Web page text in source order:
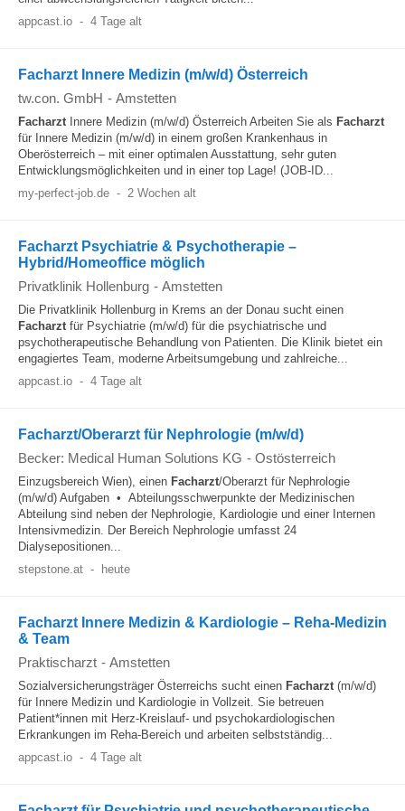
appcast.io - 4 Tage alt
Facharzt Innere Medizin (m/w/d) Österreich
tw.con. GmbH - Amstetten
FacharztInnere Medizin (m/w/d) Österreich Arbeiten Sie als Facharzt
für Innere Medizin (m/w/d) in einem großen Krankenhaus in
Oberösterreich – mit einer optimalen Ausstattung, sehr guten
Entwicklungsmöglichkeiten und in einer top Lage! (JOB-ID...
my-perfect-job.de - 2 Wochen alt
Facharzt Psychiatrie & Psychotherapie –
Hybrid/Homeoffice möglich
Privatklinik Hollenburg - Amstetten
Die Privatklinik Hollenburg in Krems an der Donau sucht einen
Facharztfür Psychiatrie (m/w/d) für die psychiatrische und
psychotherapeutische Behandlung von Patienten. Die Klinik bietet ein
engagiertes Team, moderne Arbeitsumgebung und zahlreiche...
appcast.io - 4 Tage alt
Facharzt/Oberarzt für Nephrologie (m/w/d)
Becker: Medical Human Solutions KG - Ostösterreich
Einzugsbereich Wien), einen Facharzt/Oberarzt für Nephrologie
(m/w/d) Aufgaben • Abteilungsschwerpunkte der Medizinischen
Abteilung sind neben der Nephrologie, Kardiologie und einer Internen
Intensivmedizin. Der Bereich Nephrologie umfasst 24
Dialysepositionen...
stepstone.at - heute
Facharzt Innere Medizin & Kardiologie – Reha‑Medizin
& Team
Praktischarzt - Amstetten
Sozialversicherungsträger Österreichs sucht einen Facharzt(m/w/d)
für Innere Medizin und Kardiologie in Vollzeit. Sie betreuen
Patient*innen mit Herz-Kreislauf- und psychokardiologischen
Erkrankungen im Reha-Bereich und arbeiten selbstständig...
appcast.io - 4 Tage alt